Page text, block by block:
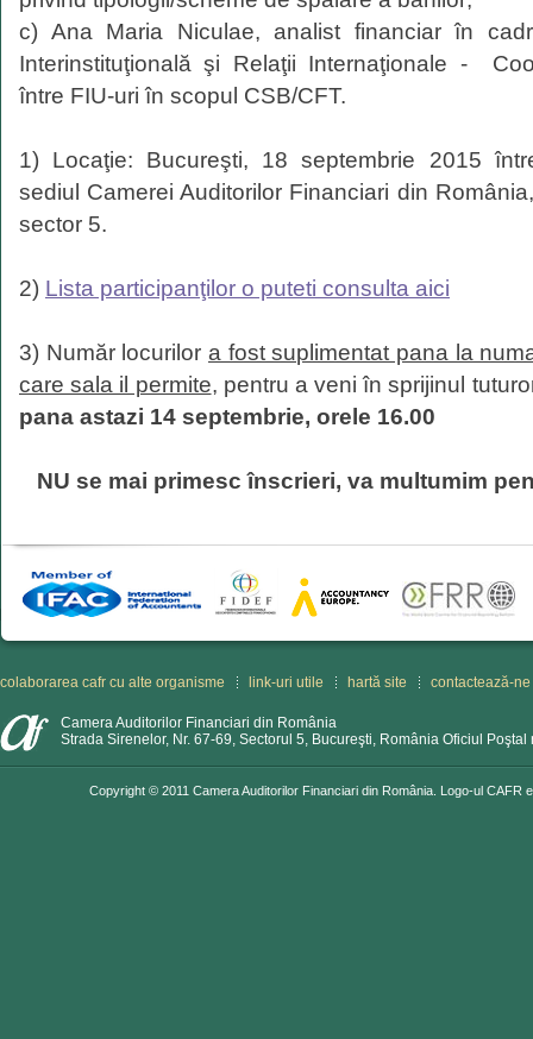
c) Ana Maria Niculae, analist financiar în
Interinstituţională şi Relaţii Internaţionale -
între FIU-uri în scopul CSB/CFT.
1) Locaţie: Bucureşti, 18 septembrie 2015
sediul Camerei Auditorilor Financiari din
sector 5.
2) Lista participanţilor o puteti consulta aici
3) Număr locurilor a fost suplimentat pana la
care sala il permite, pentru a veni în sprijinul
pana astazi 14 septembrie, orele 16.00
NU se mai primesc înscrieri, va multumim
colaborarea cafr cu alte organisme link-uri utile hartă site contactează-ne
Camera Auditorilor Financiari din România
Strada Sirenelor, Nr. 67-69, Sectorul 5, Bucureşti, România Oficiul Poştal
Copyright © 2011 Camera Auditorilor Financiari din România. Logo-ul